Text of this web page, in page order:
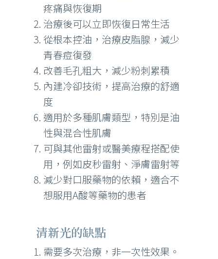
疼痛與恢復期
治療後可以立即恢復日常生活
從根本控油，治療皮脂腺，減少
青春痘復發
改善毛孔粗大，減少粉刺累積
內建冷卻技術，提高治療的舒適
度
適用於多種肌膚類型，特別是油
性與混合性肌膚
可與其他雷射或醫美療程搭配使
用，例如皮秒雷射、淨膚雷射等
減少對口服藥物的依賴，適合不
想服用A酸等藥物的患者
清新光的缺點
需要多次治療，非一次性效果。